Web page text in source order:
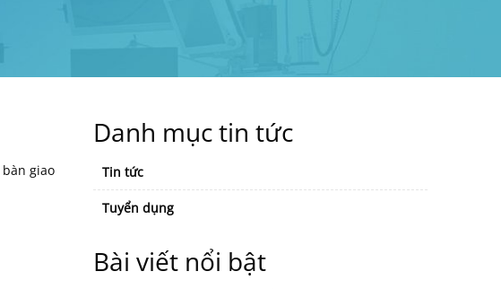
giao
Danh mục tin tức
Tin tức
Tuyển dụng
Bài viết nổi bật